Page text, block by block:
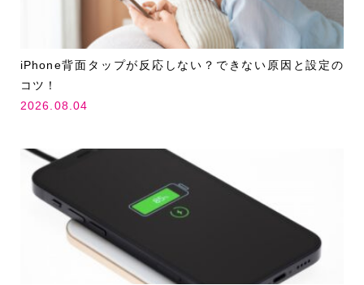
iPhone背面タップが反応しない？できない原因と設定の
コツ！
2026.08.04